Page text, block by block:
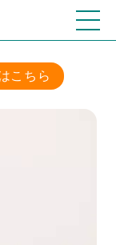
こちら